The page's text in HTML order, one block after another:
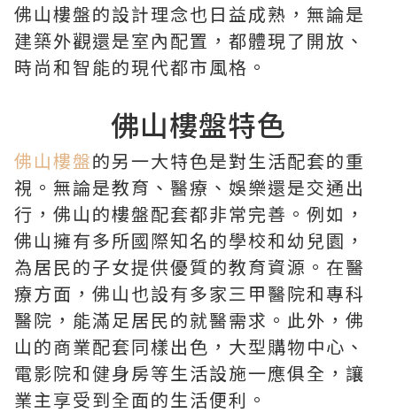
佛山樓盤的設計理念也日益成熟，無論是
建築外觀還是室內配置，都體現了開放、
時尚和智能的現代都市風格。
佛山樓盤特色
佛山樓盤的另一大特色是對生活配套的重
視。無論是教育、醫療、娛樂還是交通出
行，佛山的樓盤配套都非常完善。例如，
佛山擁有多所國際知名的學校和幼兒園，
為居民的子女提供優質的教育資源。在醫
療方面，佛山也設有多家三甲醫院和專科
醫院，能滿足居民的就醫需求。此外，佛
山的商業配套同樣出色，大型購物中心、
電影院和健身房等生活設施一應俱全，讓
業主享受到全面的生活便利。